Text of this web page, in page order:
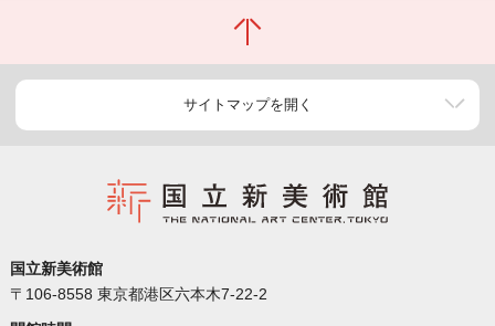
サイトマップを開く
国立新美術館
〒106-8558 東京都港区六本木7-22-2